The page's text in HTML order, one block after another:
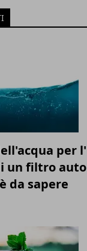
per
un filtro
da sapere